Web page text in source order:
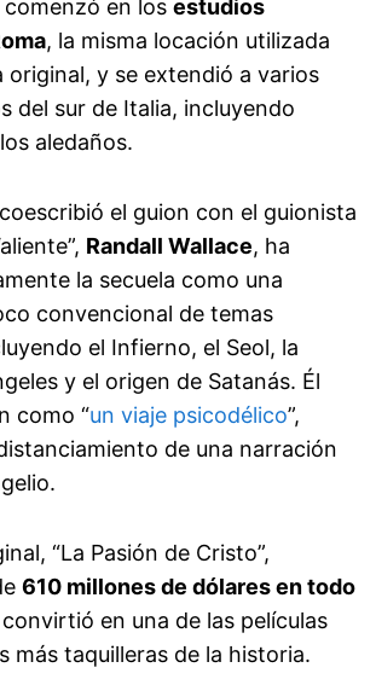
en los estudios
, la misma locación utilizada
original, y se extendió a varios
del sur de Italia, incluyendo
aledaños.
el guion con el guionista
Randall Wallace, ha
la secuela como una
convencional de temas
el Infierno, el Seol, la
y el origen de Satanás. Él
como “un viaje psicodélico”,
de una narración
“La Pasión de Cristo”,
610 millones de dólares en todo
en una de las películas
más taquilleras de la historia.